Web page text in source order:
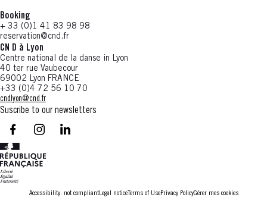
Booking
+ 33 (0)1 41 83 98 98
reservation@cnd.fr
CN D à Lyon
Centre national de la danse in Lyon
40 ter rue Vaubecour
69002 Lyon FRANCE
+33 (0)4 72 56 10 70
cndlyon@cnd.fr
Suscribe to our newsletters
facebook - CN D - Nouvelle fenêtre
instagram - CN D - Nouvelle fenêtre
LinkedIn - CN D - Nouvelle fenêtre
Accessibility: not compliantLegal noticeTerms of UsePrivacy PolicyGérer mes cookies